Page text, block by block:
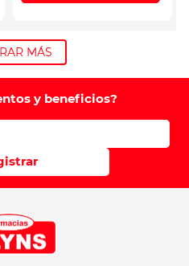
MÁS
y beneficios?